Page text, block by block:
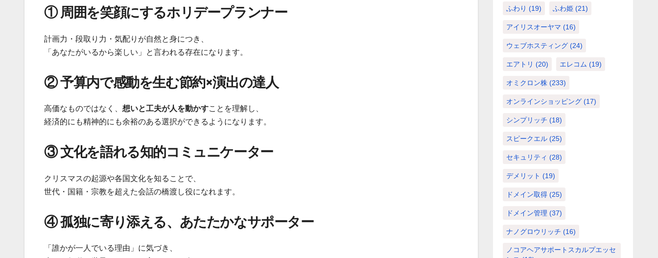
① 周囲を笑顔にするホリデープランナー
計画力・段取り力・気配りが自然と身につき、
「あなたがいるから楽しい」と言われる存在になります。
② 予算内で感動を生む節約×演出の達人
高価なものではなく、 想いと工夫が人を動かすことを理解し、
経済的にも精神的にも余裕のある選択ができるようになります。
③ 文化を語れる知的コミュニケーター
クリスマスの起源や各国文化を知ることで、
世代・国籍・宗教を超えた会話の橋渡し役になれます。
④ 孤独に寄り添える、あたたかなサポーター
「誰かが一人でいる理由」に気づき、
ふわり (19) ふわ姫(21)
アイリスオーヤマ (16)
ウェブホスティング(24)
エアトリ (20) エレコム (19)
オミクロン株(233)
オンラインショッピング(17)
シンプリッチ (18)
スピークエル(25)
セキュリティ (28)
デメリット (19)
ドメイン取得(25)
ドメイン管理 (37)
ナノグロウリッチ (16)
ノコアヘアサポートスカルプエッセ